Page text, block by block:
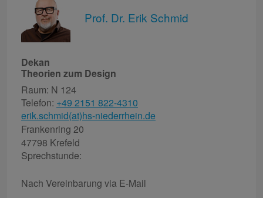
Prof. Dr. Erik Schmid
Dekan
Theorien zum Design
Raum: N 124
Telefon: +49 2151 822-4310
erik.schmid(at)hs-niederrhein.de
Frankenring 20
47798 Krefeld
Sprechstunde:
Nach Vereinbarung via E-Mail